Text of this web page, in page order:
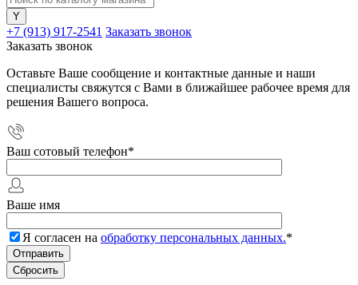
+7 (913) 917-2541 Заказать звонок
Заказать звонок
Оставьте Ваше сообщение и контактные данные и наши
специалисты свяжутся с Вами в ближайшее рабочее время для
решения Вашего вопроса.
Ваш сотовый телефон*
Ваше имя
Я согласен на обработку персональных данных.*